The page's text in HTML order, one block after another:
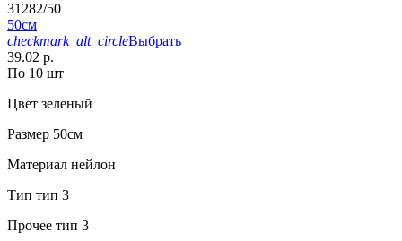
31282/50
50см
checkmark_alt_circleВыбрать
39.02 р.
По 10 шт
Цвет зеленый
Размер 50см
Материал нейлон
Тип тип 3
Прочее тип 3